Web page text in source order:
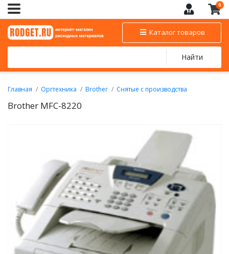
0
Каталог товаров
Найти
Главная Оргтехника Brother Снятые с производства
Brother MFC-8220